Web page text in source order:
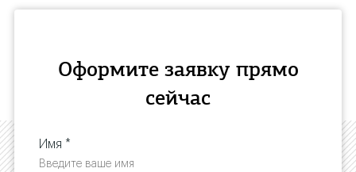
Оформите заявку прямо
сейчас
Имя *